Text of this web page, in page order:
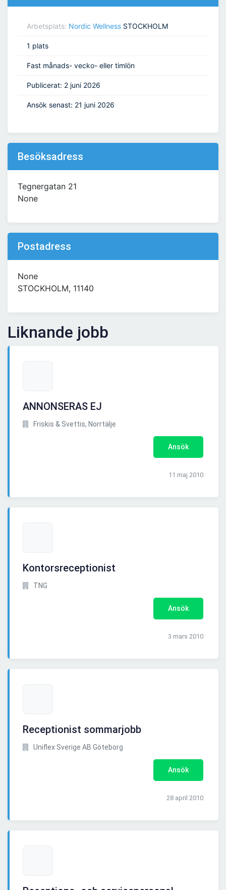
Arbetsplats: Nordic Wellness STOCKHOLM
1 plats
Fast månads- vecko- eller timlön
Publicerat: 2 juni 2026
Ansök senast: 21 juni 2026
Besöksadress
Tegnergatan 21
None
Postadress
None
STOCKHOLM, 11140
Liknande jobb
ANNONSERAS EJ
Friskis & Svettis, Norrtälje
Ansök
11 maj 2010
Kontorsreceptionist
TNG
Ansök
3 mars 2010
Receptionist sommarjobb
Uniflex Sverige AB Göteborg
Ansök
28 april 2010